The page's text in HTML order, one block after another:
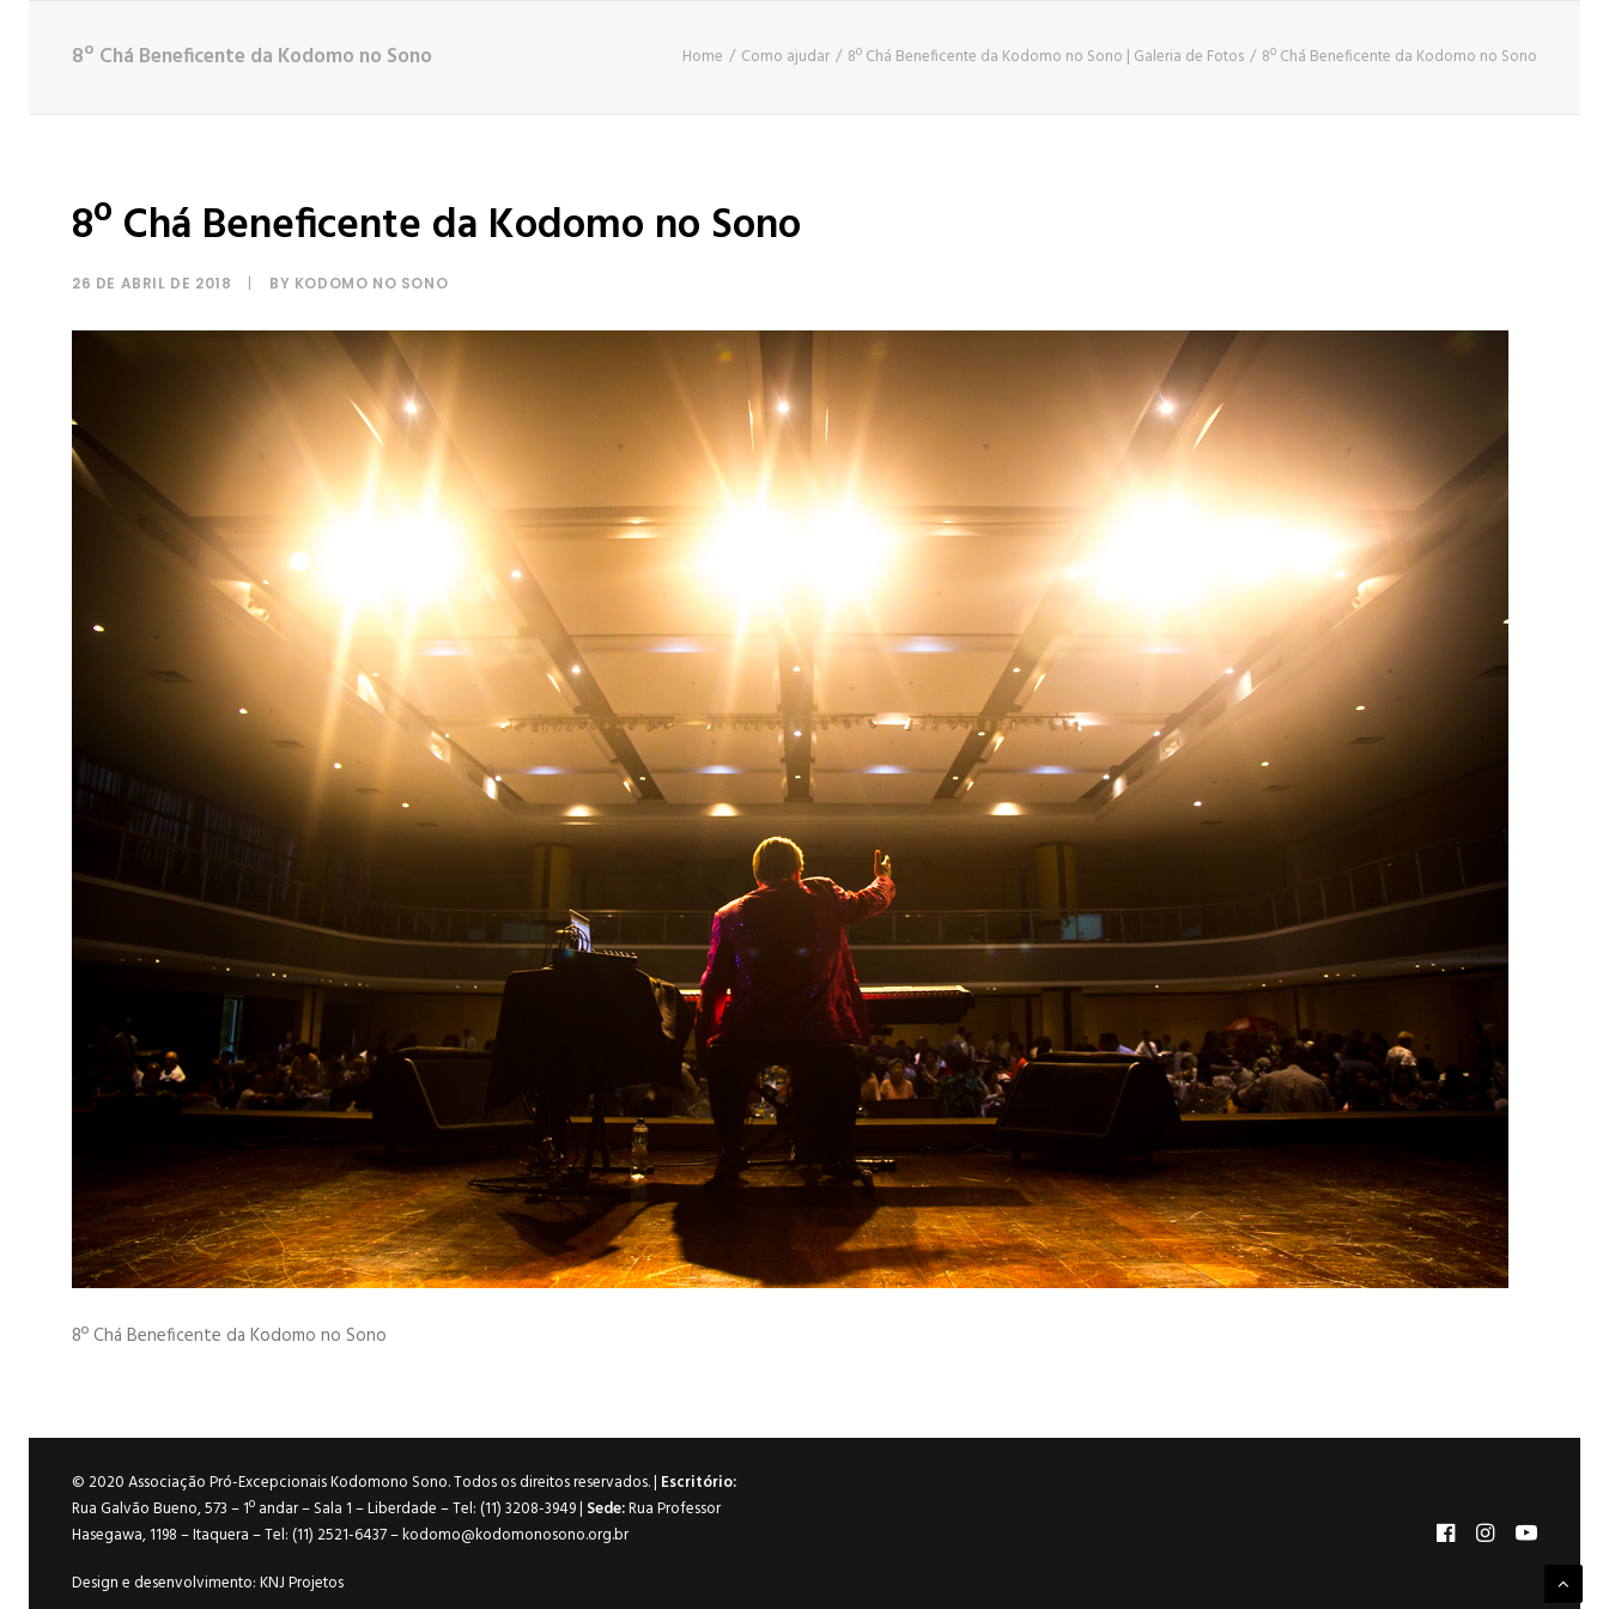
8º Chá Beneficente da Kodomo no Sono Home Como ajudar 8º Chá Beneficente da Kodomo no Sono | Galeria de Fotos 8º Chá Beneficente da Kodomo no Sono
8º Chá Beneficente da Kodomo no Sono
26 DE ABRIL DE 2018 | BY KODOMO NO SONO
8º Chá Beneficente da Kodomo no Sono
© 2020 Associação Pró-Excepcionais Kodomono Sono. Todos os direitos reservados. | Escritório:
Rua Galvão Bueno, 573 – 1º andar – Sala 1 – Liberdade – Tel: (11) 3208-3949 | Sede:Rua Professor
Hasegawa, 1198 – Itaquera – Tel: (11) 2521-6437 –kodomo@kodomonosono.org.br
Design e desenvolvimento:KNJ Projetos